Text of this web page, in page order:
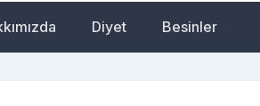
Diyet Besinler